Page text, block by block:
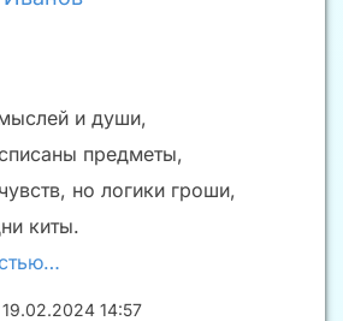
и души,
предметы,
но логики гроши,
киты.
19.02.2024 14:57